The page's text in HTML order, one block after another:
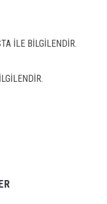
ILE BILGILENDIR.